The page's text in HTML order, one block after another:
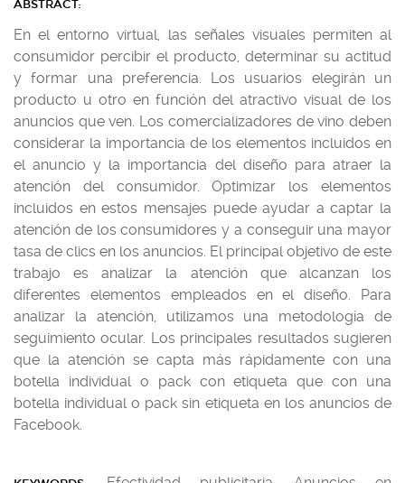
ABSTRACT:
En el entorno virtual, las señales visuales permiten al
consumidor percibir el producto, determinar su actitud
y formar una preferencia. Los usuarios elegirán un
producto u otro en función del atractivo visual de los
anuncios que ven. Los comercializadores de vino deben
considerar la importancia de los elementos incluidos en
el anuncio y la importancia del diseño para atraer la
atención del consumidor. Optimizar los elementos
incluidos en estos mensajes puede ayudar a captar la
atención de los consumidores y a conseguir una mayor
tasa de clics en los anuncios. El principal objetivo de este
trabajo es analizar la atención que alcanzan los
diferentes elementos empleados en el diseño. Para
analizar la atención, utilizamos una metodología de
seguimiento ocular. Los principales resultados sugieren
que la atención se capta más rápidamente con una
botella individual o pack con etiqueta que con una
botella individual o pack sin etiqueta en los anuncios de
Facebook.